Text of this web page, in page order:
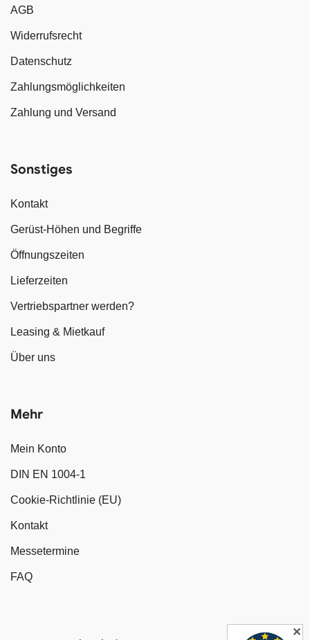
AGB
Widerrufsrecht
Datenschutz
Zahlungsmöglichkeiten
Zahlung und Versand
Sonstiges
Kontakt
Gerüst-Höhen und Begriffe
Öffnungszeiten
Lieferzeiten
Vertriebspartner werden?
Leasing & Mietkauf
Über uns
Mehr
Mein Konto
DIN EN 1004-1
Cookie-Richtlinie (EU)
Kontakt
Messetermine
FAQ
✕